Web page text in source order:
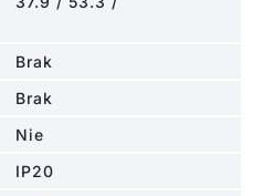
Brak
Brak
Nie
IP20